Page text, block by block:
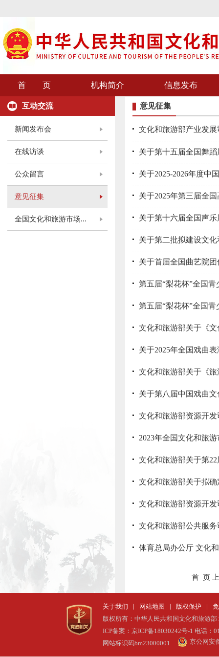
首 页 机构简介 信息发布
互动交流
新闻发布会
在线访谈
公众留言
意见征集
全国文化和旅游市场...
意见征集
文化和旅游部产业发
关于第十五届全国舞
关于2025-2026年度中
关于2025年第三届全
关于第十六届全国声
关于第二批拟建设文
关于首届全国曲艺院
第五届“梨花杯”全国
第五届“梨花杯”全国
文化和旅游部关于《
关于2025年全国戏曲
文化和旅游部关于《
关于第八届中国戏曲
文化和旅游部资源开
2023年全国文化和旅
文化和旅游部关于第
文化和旅游部关于拟
文化和旅游部资源开
文化和旅游部公共服务
体育总局办公厅 文化
首 页